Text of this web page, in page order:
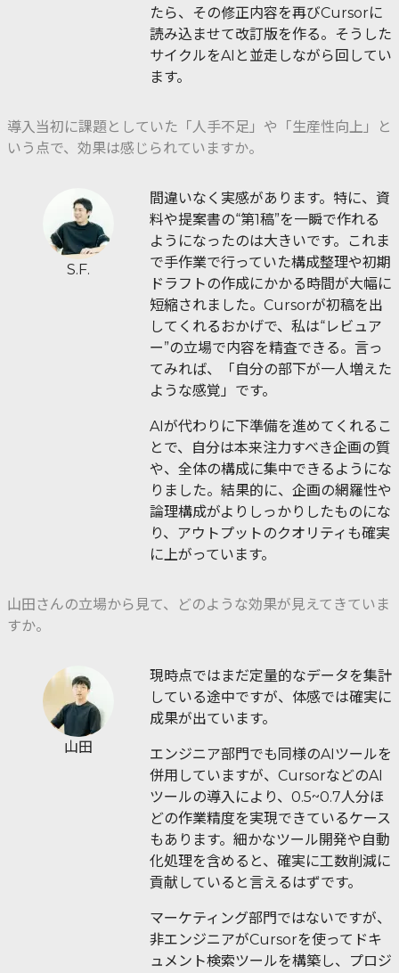
たら、その修正内容を再びCursorに
読み込ませて改訂版を作る。そうした
サイクルをAIと並走しながら回してい
ます。
導入当初に課題としていた「人手不足」や「生産性向上」と
いう点で、効果は感じられていますか。
S.F.
間違いなく実感があります。特に、資
料や提案書の“第1稿”を一瞬で作れる
ようになったのは大きいです。これま
で手作業で行っていた構成整理や初期
ドラフトの作成にかかる時間が大幅に
短縮されました。Cursorが初稿を出
してくれるおかげで、私は“レビュア
ー”の立場で内容を精査できる。言っ
てみれば、「自分の部下が一人増えた
ような感覚」です。
AIが代わりに下準備を進めてくれるこ
とで、自分は本来注力すべき企画の質
や、全体の構成に集中できるようにな
りました。結果的に、企画の網羅性や
論理構成がよりしっかりしたものにな
り、アウトプットのクオリティも確実
に上がっています。
山田さんの立場から見て、どのような効果が見えてきていま
すか。
山田
現時点ではまだ定量的なデータを集計
している途中ですが、体感では確実に
成果が出ています。
エンジニア部門でも同様のAIツールを
併用していますが、CursorなどのAI
ツールの導入により、0.5~0.7人分ほ
どの作業精度を実現できているケース
もあります。細かなツール開発や自動
化処理を含めると、確実に工数削減に
貢献していると言えるはずです。
マーケティング部門ではないですが、
非エンジニアがCursorを使ってドキ
ュメント検索ツールを構築し、プロジ